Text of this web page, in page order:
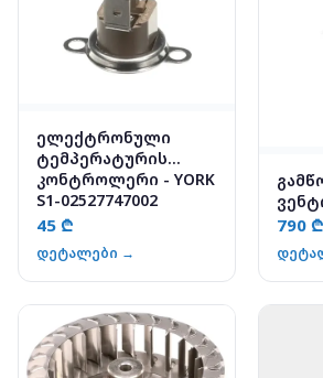
ელექტრონული
ტემპერატურის
კონტროლერი - YORK
S1-02527747002
45 ₾
დეტალები →
YORK
790 ₾